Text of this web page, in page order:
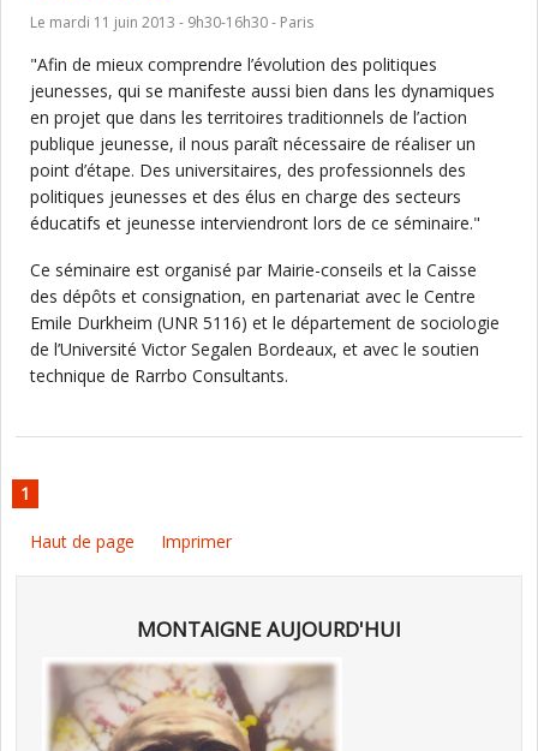
Le mardi 11 juin 2013 - 9h30-16h30 - Paris
"Afin de mieux comprendre l’évolution des politiques
jeunesses, qui se manifeste aussi bien dans les dynamiques
en projet que dans les territoires traditionnels de l’action
publique jeunesse, il nous paraît nécessaire de réaliser un
point d’étape. Des universitaires, des professionnels des
politiques jeunesses et des élus en charge des secteurs
éducatifs et jeunesse interviendront lors de ce séminaire."
Ce séminaire est organisé par Mairie-conseils et la Caisse
des dépôts et consignation, en partenariat avec le Centre
Emile Durkheim (UNR 5116) et le département de sociologie
de l’Université Victor Segalen Bordeaux, et avec le soutien
technique de Rarrbo Consultants.
1
Haut de page Imprimer
MONTAIGNE AUJOURD'HUI